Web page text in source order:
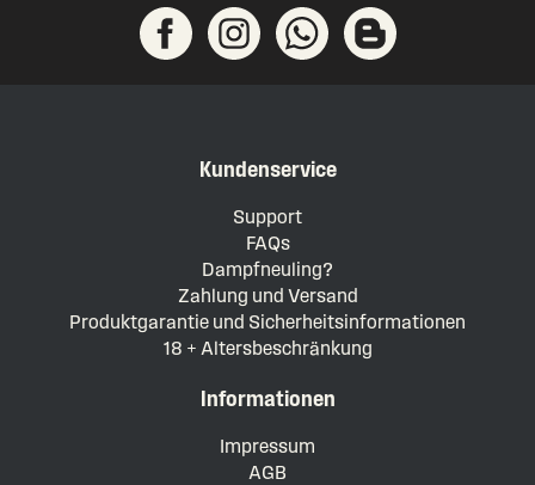
Kundenservice
Support
FAQs
Dampfneuling?
Zahlung und Versand
Produktgarantie und Sicherheitsinformationen
18 + Altersbeschränkung
Informationen
Impressum
AGB